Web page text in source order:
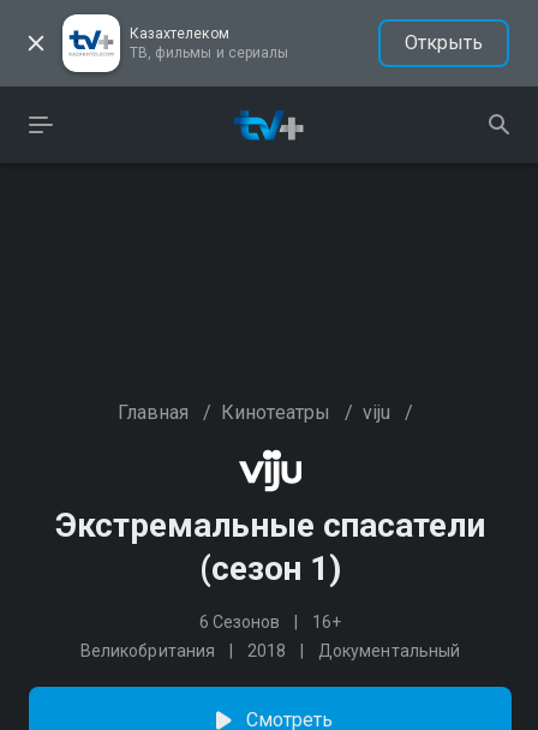
Казахтелеком
ТВ, фильмы и сериалы
Открыть
Главная / Кинотеатры / viju /
Экстремальные спасатели
(сезон 1)
6 Сезонов
16+
Великобритания
2018 Документальный
Смотреть